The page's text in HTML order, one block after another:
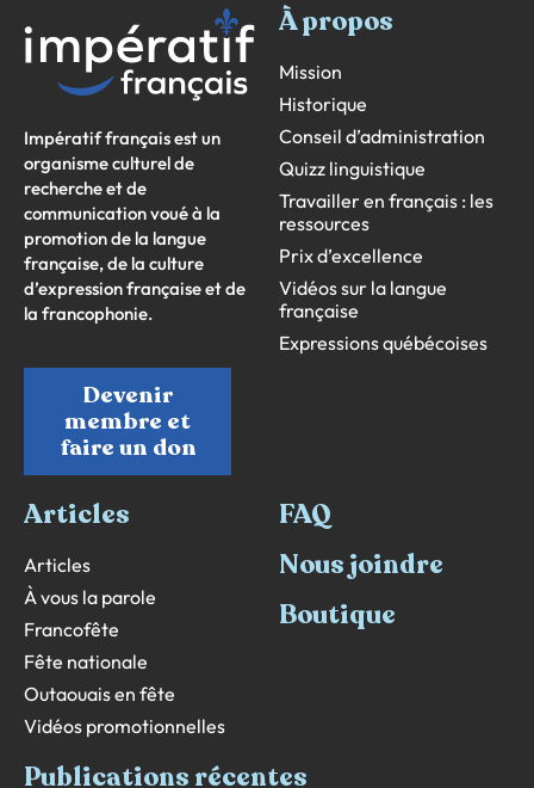
Impératif français est un
organisme culturel de
recherche et de
communication voué à la
promotion de la langue
française, de la culture
d’expression française et de
la francophonie.
Devenir
membre et
faire un don
À propos
Mission
Historique
Conseil d’administration
Quizz linguistique
Travailler en français : les
ressources
Prix d’excellence
Vidéos sur la langue
française
Expressions québécoises
Articles
Articles
À vous la parole
Francofête
Fête nationale
Outaouais en fête
Vidéos promotionnelles
FAQ
Nous joindre
Boutique
Publications récentes